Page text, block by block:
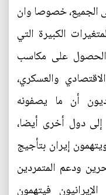
خصوصا وان
الكبيرة التي
الحصول على مكاسب
والعسكري،
أن ما يصفونه
دول أخرى أيضا،
إيران بتأجيج
ودعم المتمردين
فيتهمون